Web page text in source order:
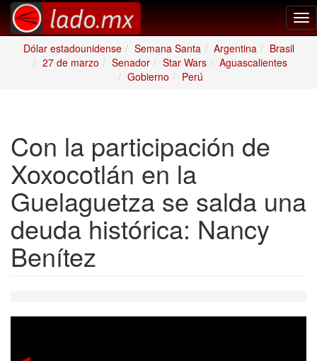
Dólar estadounidense
Semana Santa Argentina
Brasil
27 de marzo
Senador Star Wars
Aguascalientes
Gobierno
Perú
Con la participación de
Xoxocotlán en la
Guelaguetza se salda una
deuda histórica: Nancy
Benítez